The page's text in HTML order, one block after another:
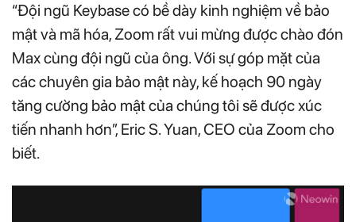
“Đội ngũ Keybase có bề dày kinh nghiệm về bảo
mật và mã hóa, Zoom rất vui mừng được chào đón
Max cùng đội ngũ của ông. Với sự góp mặt của
các chuyên gia bảo mật này, kế hoạch 90 ngày
tăng cường bảo mật của chúng tôi sẽ được xúc
tiến nhanh hơn”, Eric S. Yuan, CEO của Zoom cho
biết.